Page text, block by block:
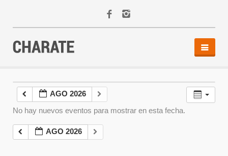
AGENDA
ACTIVIDADES
ALQUILER
EQUIPO
AGO 2026
No hay nuevos eventos para mostrar en esta fecha.
AGO 2026